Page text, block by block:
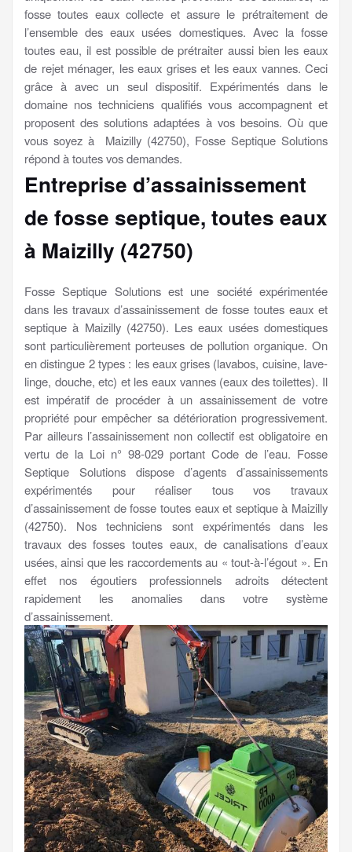
fosse toutes eaux collecte et assure le prétraitement de
l’ensemble des eaux usées domestiques. Avec la fosse
toutes eau, il est possible de prétraiter aussi bien les eaux
de rejet ménager, les eaux grises et les eaux vannes. Ceci
grâce à avec un seul dispositif. Expérimentés dans le
domaine nos techniciens qualifiés vous accompagnent et
proposent des solutions adaptées à vos besoins. Où que
vous soyez à Maizilly (42750), Fosse Septique Solutions
répond à toutes vos demandes.
Entreprise d’assainissement
de fosse septique, toutes eaux
à Maizilly (42750)
Fosse Septique Solutions est une société expérimentée
dans les travaux d’assainissement de fosse toutes eaux et
septique à Maizilly (42750). Les eaux usées domestiques
sont particulièrement porteuses de pollution organique. On
en distingue 2 types : les eaux grises (lavabos, cuisine, lave-
linge, douche, etc) et les eaux vannes (eaux des toilettes). Il
est impératif de procéder à un assainissement de votre
propriété pour empêcher sa détérioration progressivement.
Par ailleurs l’assainissement non collectif est obligatoire en
vertu de la Loi n° 98-029 portant Code de l’eau. Fosse
Septique Solutions dispose d’agents d’assainissements
expérimentés pour réaliser tous vos travaux
d’assainissement de fosse toutes eaux et septique à Maizilly
(42750). Nos techniciens sont expérimentés dans les
travaux des fosses toutes eaux, de canalisations d’eaux
usées, ainsi que les raccordements au « tout-à-l’égout ». En
effet nos égoutiers professionnels adroits détectent
rapidement les anomalies dans votre système
d’assainissement.